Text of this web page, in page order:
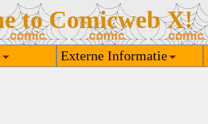
to Comicweb X!
Externe Informatie